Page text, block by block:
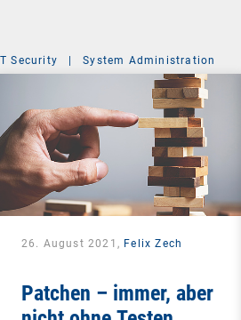
Security | System Administration
26. August 2021, Felix Zech
Patchen – immer, aber